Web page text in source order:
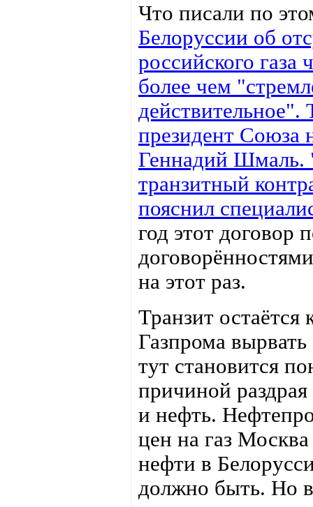
Что писали по
Белоруссии об
российского газа
более чем
действительное".
президент Союза
Геннадий Шмаль.
транзитный
пояснил
год этот договор
на этот раз.
Транзит
Газпрома вырвать
тут становится
причиной
и нефть.
цен на газ
нефти в
должно быть. Но